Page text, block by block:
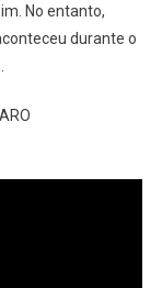
No entanto,
durante o